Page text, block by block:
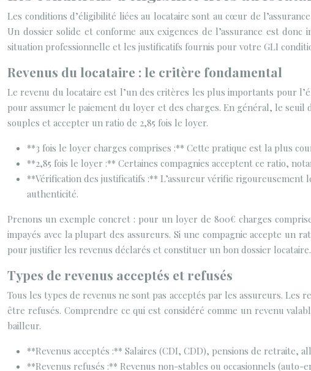
Les conditions d’éligibilité liées au locataire sont au cœur de
Un dossier solide et conforme aux exigences de l’assurance est
situation professionnelle et les justificatifs fournis pour votre GLI
Revenus du locataire : le critère fondamental
Le revenu du locataire est l’un des critères les plus importants pour
pour assumer le paiement du loyer et des charges. En général, le
souples et accepter un ratio de 2,85 fois le loyer.
**3 fois le loyer charges comprises :** Cette pratique est la plus
**2,85 fois le loyer :** Certaines compagnies acceptent ce ratio,
**Vérification des justificatifs :** L’assureur vérifie
authenticité.
Prenons un exemple concret : pour un loyer de 800€ charges
impayés avec la plupart des assureurs. Si une compagnie accepte un
pour justifier les revenus déclarés et constituer un bon dossier locataire.
Types de revenus acceptés et refusés
Tous les types de revenus ne sont pas acceptés par les assureurs.
être refusés. Comprendre ce qui est considéré comme un revenu
bailleur.
**Revenus acceptés :** Salaires (CDI, CDD), pensions de retraite,
**Revenus refusés :** Revenus non-stables ou occasionnels